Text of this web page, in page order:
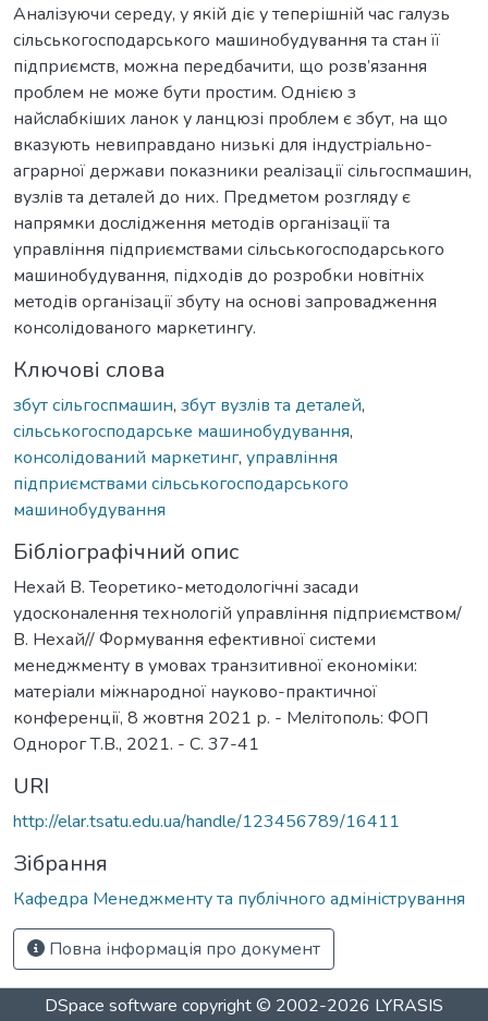
Аналізуючи середу, у якій діє у теперішній час галузь
сільськогосподарського машинобудування та стан її
підприємств, можна передбачити, що розв’язання
проблем не може бути простим. Однією з
найслабкіших ланок у ланцюзі проблем є збут, на що
вказують невиправдано низькі для індустріально-
аграрної держави показники реалізації сільгоспмашин,
вузлів та деталей до них. Предметом розгляду є
напрямки дослідження методів організації та
управління підприємствами сільськогосподарського
машинобудування, підходів до розробки новітніх
методів організації збуту на основі запровадження
консолідованого маркетингу.
Ключові слова
збут сільгоспмашин, збут вузлів та деталей,
сільськогосподарське машинобудування,
консолідований маркетинг, управління
підприємствами сільськогосподарського
машинобудування
Бібліографічний опис
Нехай В. Теоретико-методологічні засади
удосконалення технологій управління підприємством/
В. Нехай// Формування ефективної системи
менеджменту в умовах транзитивної економіки:
матеріали міжнародної науково-практичної
конференції, 8 жовтня 2021 р. - Мелітополь: ФОП
Однорог Т.В., 2021. - С. 37-41
URI
http://elar.tsatu.edu.ua/handle/123456789/16411
Зібрання
Кафедра Менеджменту та публічного адміністрування
Повна інформація про документ
DSpace software copyright © 2002-2026 LYRASIS